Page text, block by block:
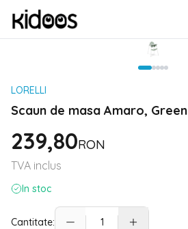
LORELLI
Scaun de masa Amaro, Green
239,80RON
TVA inclus
In stoc
Cantitate: